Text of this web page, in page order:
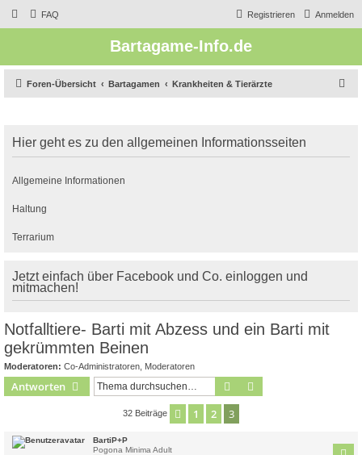
FAQ Anmelden
Registrieren
Bartagame-Info.de
Foren-Übersicht Bartagamen Krankheiten & Tierärzte
e
Hier geht es zu den allgemeinen Informationsseiten
Allgemeine Informationen
Haltung
Terrarium
Jetzt einfach über Facebook und Co. einloggen und
mitmachen!
Notfalltiere- Barti mit Abzess und ein Barti mit
gekrümmten Beinen
Moderatoren: Co-Administratoren Moderatoren
Antworten Suche
32 Beiträge Vorherige
1 2 3
BartiP+P
Pogona Minima Adult